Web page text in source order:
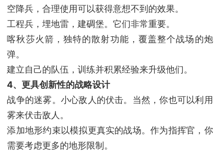
空降兵，合理使用可以获得意想不到的效果。
工程兵，埋地雷，建碉堡。它们非常重要。
喀秋莎火箭，独特的散射功能，覆盖整个战场的炮
弹。
建立自己的队伍，训练并积累经验来升级他们。
4、更具创新性的战略设计
战争的迷雾。小心敌人的伏击。当然，你也可以利用
雾来伏击敌人。
添加地形约束以模拟更真实的战场。作为指挥官，你
需要考虑更多的地形限制。